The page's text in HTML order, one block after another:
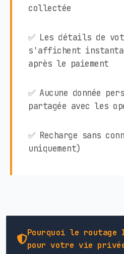
collectée
✅ Les détails de
s'affichent
après le paiement
✅ Aucune donnée
partagée avec les
✅ Recharge sans
uniquement)
Pourquoi le
pour votre vie